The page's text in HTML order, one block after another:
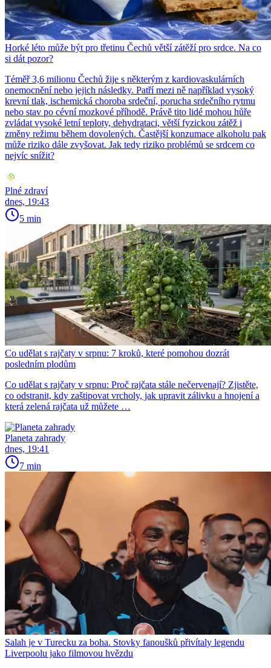
Horké léto může být pro třetinu Čechů větší zátěží pro srdce. Na co
si dát pozor?
Téměř 3,6 milionu Čechů žije s některým z kardiovaskulárních
onemocnění nebo jejich následky. Patří mezi ně například vysoký
krevní tlak, ischemická choroba srdeční, porucha srdečního rytmu
nebo stav po cévní mozkové příhodě. Právě tito lidé mohou hůře
zvládat vysoké letní teploty, dehydrataci, větší fyzickou zátěž i
změny režimu během dovolených. Častější konzumace alkoholu pak
může riziko dále zvyšovat. Jak tedy riziko problémů se srdcem co
nejvíc snížit?
Plné zdraví
dnes, 19:43
5 min
Co udělat s rajčaty v srpnu: 7 kroků, které pomohou dozrát
posledním plodům
Co udělat s rajčaty v srpnu: Proč rajčata stále nečervenají? Zjistěte,
co odstranit, kdy zaštipovat vrcholy, jak upravit zálivku a hnojení a
která zelená rajčata už můžete …
Planeta zahrady
dnes, 19:41
7 min
Salah je v Turecku za boha. Stovky fanoušků přivítaly legendu
Liverpoolu jako filmovou hvězdu